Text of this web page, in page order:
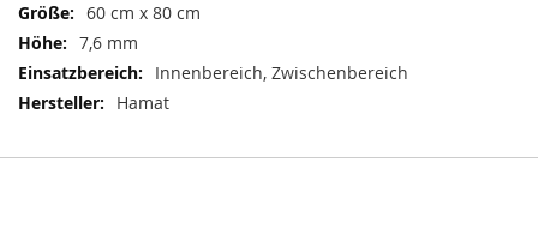
60 cm x 80 cm
7,6 mm
Innenbereich, Zwischenbereich
Hamat